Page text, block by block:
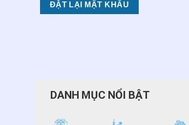
ĐẶT LẠI MẬT KHẨU
DANH MỤC NỔI BẬT